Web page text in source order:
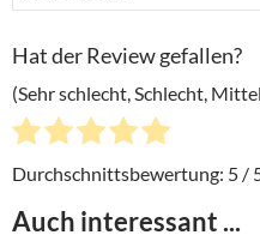
Hat der Review gefallen?
(Sehr schlecht, Schlecht,
Durchschnittsbewertung: 5 /
Auch interessant ...